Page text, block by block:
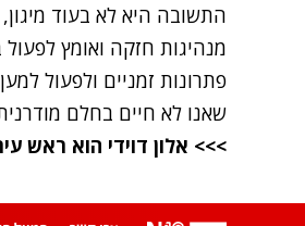
התשובה היא לא בעוד
מנהיגות חזקה ואומץ
פתרונות זמניים ולפעול
שאנו לא חיים בחלם
>>> אלון דוידי הוא ראש